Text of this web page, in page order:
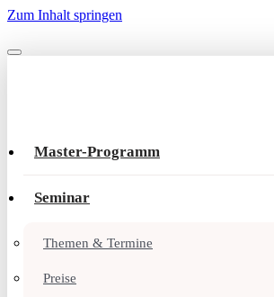
Zum Inhalt springen
Navigationsmenü
Master-Programm
Seminar
Themen & Termine
Preise